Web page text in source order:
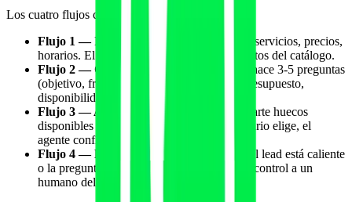
Los cuatro flujos críticos para fitness y wellness:
Flujo 1 — Info inicial
: el usuario pregunta servicios, precios,
horarios. El agente responde con datos exactos del catálogo.
Flujo 2 — Calificación de lead
: el agente hace 3-5 preguntas
(objetivo, frecuencia, experiencia previa, presupuesto,
disponibilidad) para clasificar el lead.
Flujo 3 — Agendamiento
: el agente comparte huecos
disponibles del calendario integrado, el usuario elige, el
agente confirma y envía recordatorio.
Flujo 4 — Handover a humano
: cuando el lead está caliente
o la pregunta es compleja, el agente pasa el control a un
humano del equipo con resumen del hilo.